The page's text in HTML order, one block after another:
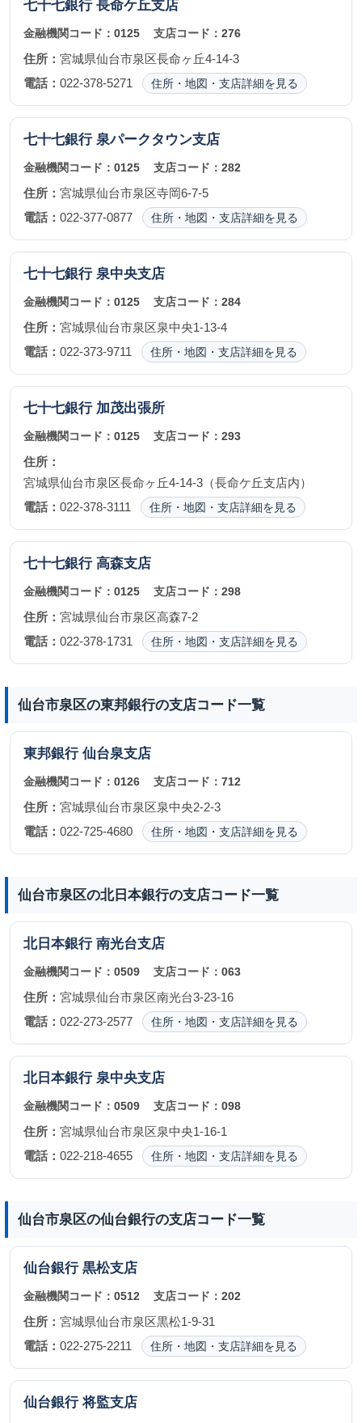
七十七銀行 長命ケ丘支店
金融機関コード： 0125 支店コード：276
住所： 宮城県仙台市泉区長命ヶ丘4-14-3
電話： 022-378-5271 住所・地図・支店詳細を見る
七十七銀行 泉パークタウン支店
金融機関コード： 0125 支店コード：282
住所： 宮城県仙台市泉区寺岡6-7-5
電話： 022-377-0877 住所・地図・支店詳細を見る
七十七銀行 泉中央支店
金融機関コード： 0125 支店コード：284
住所： 宮城県仙台市泉区泉中央1-13-4
電話： 022-373-9711 住所・地図・支店詳細を見る
七十七銀行 加茂出張所
金融機関コード： 0125 支店コード：293
住所：
宮城県仙台市泉区長命ヶ丘4-14-3（長命ケ丘支店内）
電話： 022-378-3111 住所・地図・支店詳細を見る
七十七銀行 高森支店
金融機関コード： 0125 支店コード：298
住所： 宮城県仙台市泉区高森7-2
電話： 022-378-1731 住所・地図・支店詳細を見る
仙台市泉区の東邦銀行の支店コード一覧
東邦銀行 仙台泉支店
金融機関コード： 0126 支店コード：712
住所： 宮城県仙台市泉区泉中央2-2-3
電話： 022-725-4680 住所・地図・支店詳細を見る
仙台市泉区の北日本銀行の支店コード一覧
北日本銀行 南光台支店
金融機関コード： 0509 支店コード：063
住所： 宮城県仙台市泉区南光台3-23-16
電話： 022-273-2577 住所・地図・支店詳細を見る
北日本銀行 泉中央支店
金融機関コード： 0509 支店コード：098
住所： 宮城県仙台市泉区泉中央1-16-1
電話： 022-218-4655 住所・地図・支店詳細を見る
仙台市泉区の仙台銀行の支店コード一覧
仙台銀行 黒松支店
金融機関コード： 0512 支店コード：202
住所： 宮城県仙台市泉区黒松1-9-31
電話： 022-275-2211 住所・地図・支店詳細を見る
仙台銀行 将監支店